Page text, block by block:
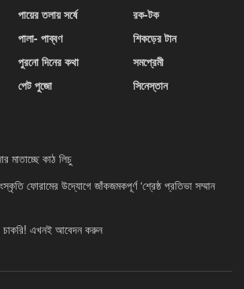
পায়ের তলায় সর্ষে
পালা- পাব্বণ
পুরনো দিনের কথা
পেট পুজো
রক-টক
শিকড়ের টান
সমপ্রেমী
সিনেস্তান
মাতাচ্ছে কাঠ লিচু
ফোরামের উদ্যোগে জাঁকজমকপূর্ণ ‘শ্রেষ্ঠ প্রতিভা সম্মান
চাকরি! এখনই আবেদন করুন